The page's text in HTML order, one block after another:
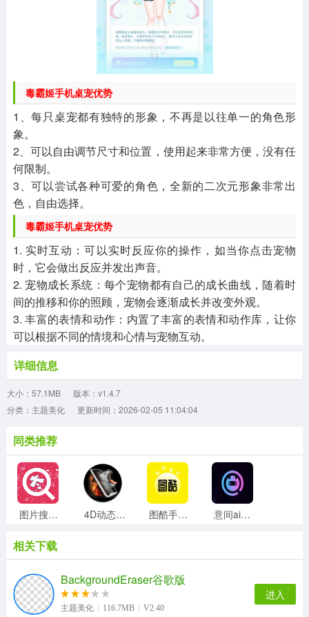
毒霸姬手机桌宠优势
1、每只桌宠都有独特的形象，不再是以往单一的角色形
象。
2、可以自由调节尺寸和位置，使用起来非常方便，没有任
何限制。
3、可以尝试各种可爱的角色，全新的二次元形象非常出
色，自由选择。
毒霸姬手机桌宠优势
1. 实时互动：可以实时反应你的操作，如当你点击宠物
时，它会做出反应并发出声音。
2. 宠物成长系统：每个宠物都有自己的成长曲线，随着时
间的推移和你的照顾，宠物会逐渐成长并改变外观。
3. 丰富的表情和动作：内置了丰富的表情和动作库，让你
可以根据不同的情境和心情与宠物互动。
详细信息
大小：57.1MB
版本：v1.4.7
分类：主题美化
更新时间：2026-02-05 11:04:04
同类推荐
图片搜搜通用版 4D动态壁纸手机版 图酷手机正版 意间ai安卓免费版
识花君植物识别手机最新版 AI卡通相机软件直装版 轮盘时钟屏保正版
相关下载
BackgroundEraser谷歌版
主题美化 116.7MB V2.40
进入